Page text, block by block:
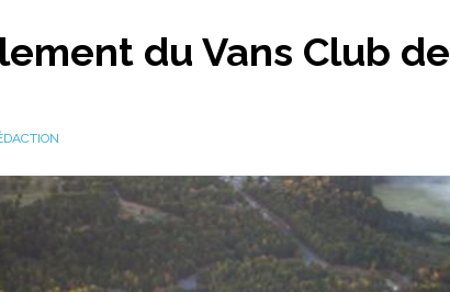
du Vans Club de